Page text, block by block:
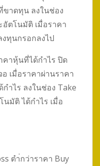
ขาดทุน ลงในช่อง
ตโนมัติ เมื่อราคา
ทุนกรอกลงไป
าหุ้นที่ได้กำไร ปิด
เมื่อราคาผ่านราคา
ำไร ลงในช่อง Take
มัติ ได้กำไร เมื่อ
ตำ่กว่าราคา Buy